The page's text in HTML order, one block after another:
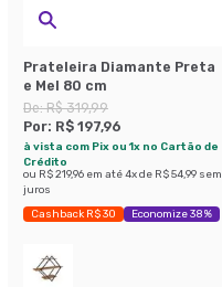
Prateleira Diamante Preta
e Mel 80 cm
De:R$ 319,99
Por: R$ 197,96
à vista com Pix ou 1x no Cartão de
Crédito
ou R$ 219,96 em até4x de R$ 54,99 sem
juros
Cashback R$ 30 Economize 38%